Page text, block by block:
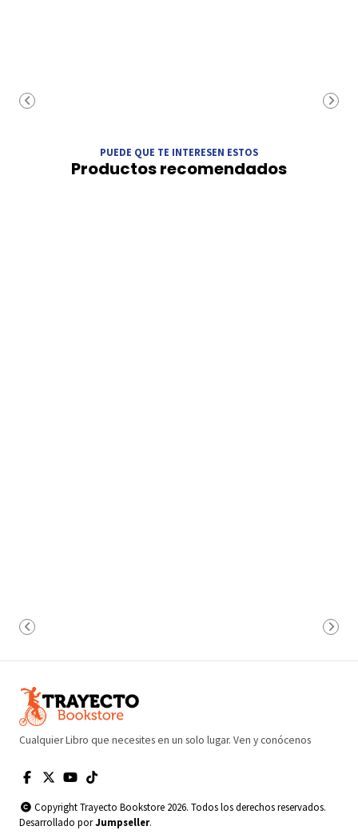
PUEDE QUE TE INTERESEN ESTOS
Productos recomendados
Cualquier Libro que necesites en un solo lugar. Ven y conócenos
Copyright Trayecto Bookstore 2026. Todos los derechos reservados.
Desarrollado porJumpseller.